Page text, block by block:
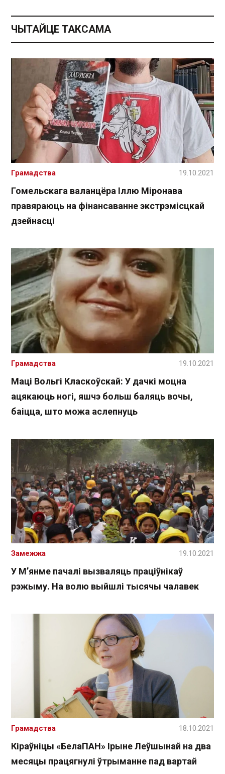
ЧЫТАЙЦЕ ТАКСАМА
Гомельскага валанцёра Іллю Міронава
правяраюць на фінансаванне экстрэмісцкай
дзейнасці
Грамадства 19.10.2021
Маці Вольгі Класкоўскай: У дачкі моцна
ацякаюць ногі, яшчэ больш баляць вочы,
баіцца, што можа аслепнуць
Грамадства 19.10.2021
У М’янме пачалі вызваляць праціўнікаў
рэжыму. На волю выйшлі тысячы чалавек
Замежжа 19.10.2021
Кіраўніцы «БелаПАН» Ірыне Леўшынай на два
месяцы працягнулі ўтрыманне пад вартай
Грамадства 18.10.2021